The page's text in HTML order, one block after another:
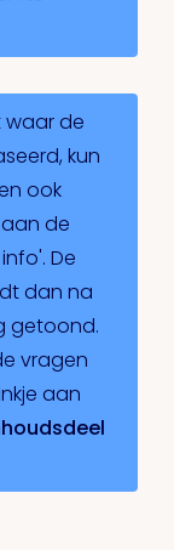
waar de
kun
ook
de
De
dan na
getoond.
vragen
aan